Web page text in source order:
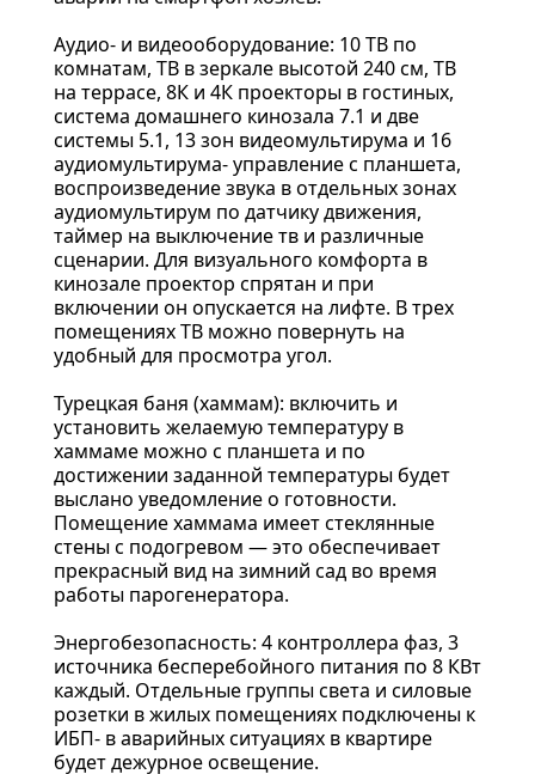
Аудио- и видеооборудование: 10 ТВ по
комнатам, ТВ в зеркале высотой 240 см, ТВ
на террасе, 8К и 4К проекторы в гостиных,
система домашнего кинозала 7.1 и две
системы 5.1, 13 зон видеомультирума и 16
аудиомультирума- управление с планшета,
воспроизведение звука в отдельных зонах
аудиомультирум по датчику движения,
таймер на выключение тв и различные
сценарии. Для визуального комфорта в
кинозале проектор спрятан и при
включении он опускается на лифте. В трех
помещениях ТВ можно повернуть на
удобный для просмотра угол.
Турецкая баня (хаммам): включить и
установить желаемую температуру в
хаммаме можно с планшета и по
достижении заданной температуры будет
выслано уведомление о готовности.
Помещение хаммама имеет стеклянные
стены с подогревом — это обеспечивает
прекрасный вид на зимний сад во время
работы парогенератора.
Энергобезопасность: 4 контроллера фаз, 3
источника бесперебойного питания по 8 КВт
каждый. Отдельные группы света и силовые
розетки в жилых помещениях подключены к
ИБП- в аварийных ситуациях в квартире
будет дежурное освещение.